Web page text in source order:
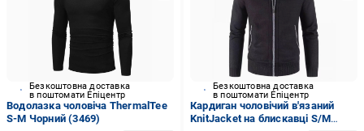
Безкоштовна доставка
в поштомати Епіцентр
Водолазка чоловіча ThermalTee
S-M Чорний (3469)
Безкоштовна доставка
в поштомати Епіцентр
Кардиган чоловічий в'язаний
KnitJacket на блискавці S/M